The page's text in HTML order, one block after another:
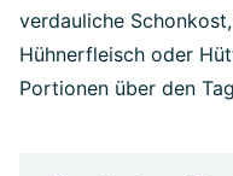
verdauliche
Hühnerfleisch oder
Portionen über den